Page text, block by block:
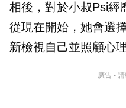
相後，對於小叔Psi經
從現在開始，她會選
新檢視自己並照顧心理
廣告 -